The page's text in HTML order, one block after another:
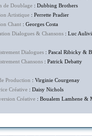
de Doublage : Dubbing Brothers
Artistique : Perrette Pradier
Chant : Georges Costa
Dialogues & Chansons : Luc
Dialogues : Pascal Ribicky &
Chansons : Patrick Debatty
Production : Virginie Courgenay
Créative : Daisy Nichols
Créative : Boualem Lamhene &